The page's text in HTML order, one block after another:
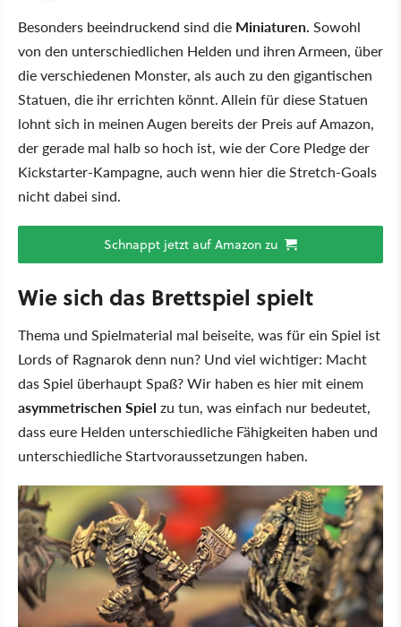
Besonders beeindruckend sind die Miniaturen. Sowohl
von den unterschiedlichen Helden und ihren Armeen, über
die verschiedenen Monster, als auch zu den gigantischen
Statuen, die ihr errichten könnt. Allein für diese Statuen
lohnt sich in meinen Augen bereits der Preis auf Amazon,
der gerade mal halb so hoch ist, wie der Core Pledge der
Kickstarter-Kampagne, auch wenn hier die Stretch-Goals
nicht dabei sind.
Schnappt jetzt auf Amazon zu
Wie sich das Brettspiel spielt
Thema und Spielmaterial mal beiseite, was für ein Spiel ist
Lords of Ragnarok denn nun? Und viel wichtiger: Macht
das Spiel überhaupt Spaß? Wir haben es hier mit einem
asymmetrischen Spiel zu tun, was einfach nur bedeutet,
dass eure Helden unterschiedliche Fähigkeiten haben und
unterschiedliche Startvoraussetzungen haben.